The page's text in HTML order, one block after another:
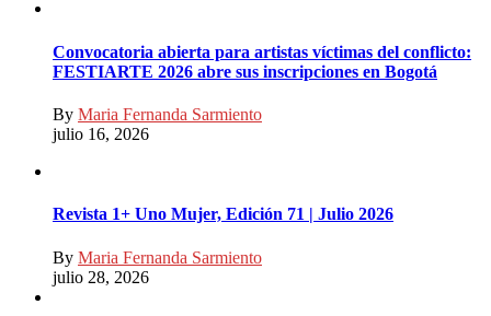
Convocatoria abierta para artistas víctimas del conflicto:
FESTIARTE 2026 abre sus inscripciones en Bogotá
By Maria Fernanda Sarmiento
julio 16, 2026
Revista 1+ Uno Mujer, Edición 71 | Julio 2026
By Maria Fernanda Sarmiento
julio 28, 2026